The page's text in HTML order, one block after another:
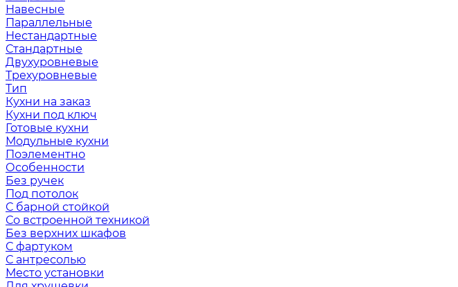
Навесные
Параллельные
Нестандартные
Стандартные
Двухуровневые
Трехуровневые
Тип
Кухни на заказ
Кухни под ключ
Готовые кухни
Модульные кухни
Поэлементно
Особенности
Без ручек
Под потолок
С барной стойкой
Со встроенной техникой
Без верхних шкафов
С фартуком
С антресолью
Место установки